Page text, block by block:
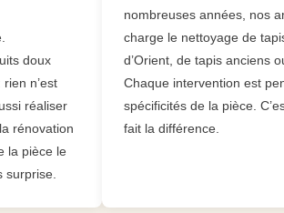
doux
n’est
réaliser
rénovation
la pièce le
surprise.
nombreuses années, nos
charge le nettoyage de
d’Orient, de tapis anciens
Chaque intervention est
spécificités de la pièce.
fait la différence.